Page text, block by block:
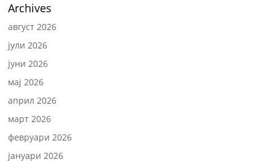
Archives
август 2026
јули 2026
јуни 2026
мај 2026
април 2026
март 2026
февруари 2026
јануари 2026